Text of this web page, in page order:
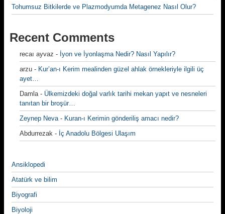
Tohumsuz Bitkilerde ve Plazmodyumda Metagenez Nasıl Olur?
Recent Comments
recaı ayvaz - İyon ve İyonlaşma Nedir? Nasıl Yapılır?
arzu - Kur’an-ı Kerim mealinden güzel ahlak örnekleriyle ilgili üç
ayet…
Damla- Ülkemizdeki doğal varlık tarihi mekan yapıt ve nesneleri
tanıtan bir broşür…
Zeynep Neva- Kuran-ı Kerimin gönderiliş amacı nedir?
Abdurrezak - İç Anadolu Bölgesi Ulaşım
Ansiklopedi
Atatürk ve bilim
Biyografi
Biyoloji